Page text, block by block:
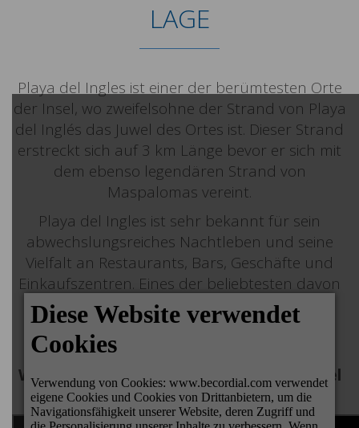
LAGE
Playa del Ingles ist einer der berümtesten Orte
der Insel, wo zweifelsohne der Strand von Playa
del Inglés das Juwel des Ortes ist. Dieser Strand
erstreckt sich auf 3 km Länge bevor er sich mit
dem ebenso legendären Strand von
Maspalomas vereint.
Playa del Ingles ist sehr bekannt für sein
abwechslungsreiches Nachtleben und seine
Vielfalt an Restaurants, Bars, Geschäfte und
Einkaufszentren. Eines der beliebtesten davon
ist das Centro Comercial Yumbo, dass nur
wenige Meter von den Bungalows Cordial
Biarritz entfernt ist.
Webcam Dunas de Maspalomas y Playa del
Inglés: